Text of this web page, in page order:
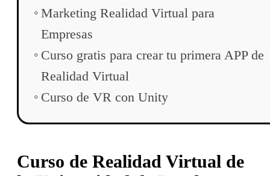
Marketing Realidad Virtual para
Empresas
Curso gratis para crear tu primera APP de
Realidad Virtual
Curso de VR con Unity
Curso de Realidad Virtual de